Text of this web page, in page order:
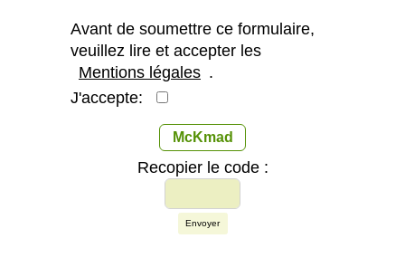
Avant de soumettre ce formulaire,
veuillez lire et accepter les
Mentions légales .
J'accepte:
McKmad
Recopier le code :
Envoyer